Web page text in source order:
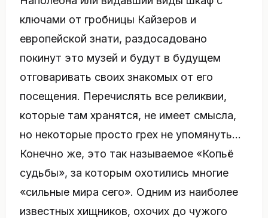
ключами от гробницы Кайзеров и
европейской знати, раздосадовано
покинут это музей и будут в будущем
отговаривать своих знакомых от его
посещения. Перечислять все реликвии,
которые там хранятся, не имеет смысла,
но некоторые просто грех не упомянуть…
Конечно же, это так называемое «Копьё
судьбы», за которым охотились многие
«сильные мира сего». Одним из наиболее
известных хищников, охочих до чужого